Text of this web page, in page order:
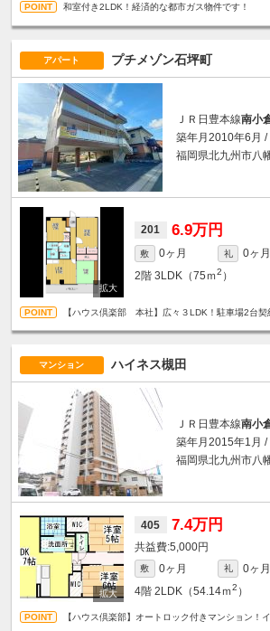
和室付き2LDK！経済的な都市ガス物件です！
アパート プチメゾン石坪町
ＪＲ日豊本線南小
築年月2010年6月 /
福岡県北九州市八
201 6.9万円
敷 0ヶ月 礼
0ヶ月
2階 3LDK（75ｍ2 ）
【ハウス倶楽部 本社】広々３LDK！駐車場2台契
マンション ハイネス槻田
ＪＲ日豊本線南小
築年月2015年1月 /
福岡県北九州市八
405 7.4万円
5,000円
敷 0ヶ月 礼
0ヶ月
4階 2LDK（54.14ｍ2 ）
【ハウス倶楽部】オートロック付きマンション！